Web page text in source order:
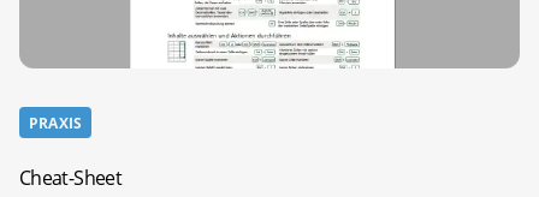
PRAXIS
Cheat-Sheet